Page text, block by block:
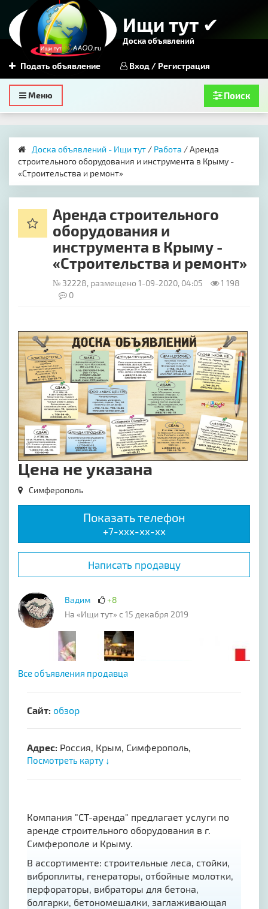
Ищи тут ✔
Доска объявлений
Подать объявление Вход / Регистрация
Toggle
navigation
Меню Поиск
Доска объявлений - Ищи тут / Работа / Аренда
строительного оборудования и инструмента в Крыму -
«Строительства и ремонт»
Аренда строительного
оборудования и
инструмента в Крыму -
«Строительства и ремонт»
№ 32228, размещено 1-09-2020, 04:05
1 198
0
Цена не указана
Симферополь
Показать телефон
+7-xxx-xx-xx
Написать продавцу
Вадим
+8
На «Ищи тут» с 15 декабря 2019
Все объявления продавца
Сайт: обзор
Адрес: Россия, Крым, Симферополь,
Посмотреть карту ↓
Компания "СТ-аренда" предлагает услуги по
аренде строительного оборудования в г.
Симферополе и Крыму.
В ассортименте: строительные леса, стойки,
виброплиты, генераторы, отбойные молотки,
перфораторы, вибраторы для бетона,
болгарки, бетономешалки, заглаживающая